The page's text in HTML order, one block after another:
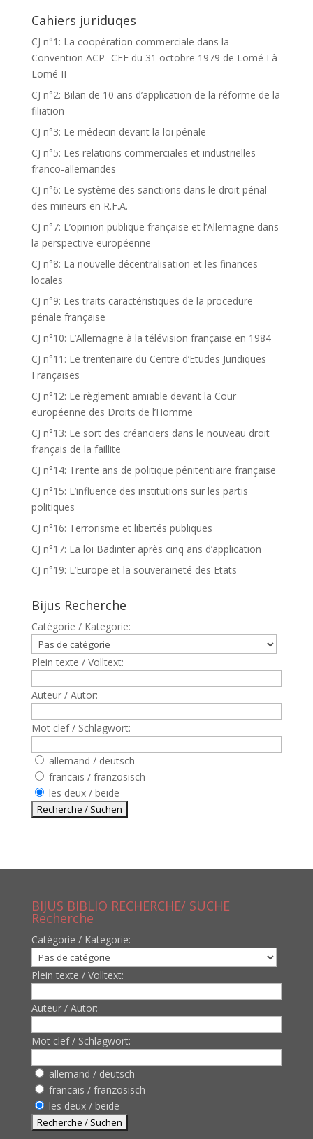
Cahiers juriduqes
CJ n°1: La coopération commerciale dans la
Convention ACP- CEE du 31 octobre 1979 de Lomé I à
Lomé II
CJ n°2: Bilan de 10 ans d’application de la réforme de la
filiation
CJ n°3: Le médecin devant la loi pénale
CJ n°5: Les relations commerciales et industrielles
franco-allemandes
CJ n°6: Le système des sanctions dans le droit pénal
des mineurs en R.F.A.
CJ n°7: L’opinion publique française et l’Allemagne dans
la perspective européenne
CJ n°8: La nouvelle décentralisation et les finances
locales
CJ n°9: Les traits caractéristiques de la procedure
pénale française
CJ n°10: L’Allemagne à la télévision française en 1984
CJ n°11: Le trentenaire du Centre d’Etudes Juridiques
Françaises
CJ n°12: Le règlement amiable devant la Cour
européenne des Droits de l’Homme
CJ n°13: Le sort des créanciers dans le nouveau droit
français de la faillite
CJ n°14: Trente ans de politique pénitentiaire française
CJ n°15: L’influence des institutions sur les partis
politiques
CJ n°16: Terrorisme et libertés publiques
CJ n°17: La loi Badinter après cinq ans d’application
CJ n°19: L’Europe et la souveraineté des Etats
Bijus Recherche
Catègorie / Kategorie:
Plein texte / Volltext:
Auteur / Autor:
Mot clef / Schlagwort:
allemand / deutsch
francais / französisch
les deux / beide
BIJUS BIBLIO RECHERCHE/ SUCHE
Recherche
Catègorie / Kategorie:
Plein texte / Volltext:
Auteur / Autor:
Mot clef / Schlagwort:
allemand / deutsch
francais / französisch
les deux / beide